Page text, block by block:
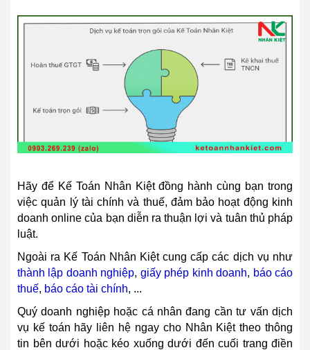
Hãy để Kế Toán Nhân Kiệt đồng hành cùng bạn trong
việc quản lý tài chính và thuế, đảm bảo hoạt động kinh
doanh online của bạn diễn ra thuận lợi và tuân thủ pháp
luật.
Ngoài ra Kế Toán Nhân Kiệt cung cấp các dịch vụ như
thành lập doanh nghiệp, giấy phép kinh doanh, báo cáo
thuế, báo cáo tài chính, ...
Quý doanh nghiệp hoặc cá nhân đang cần tư vấn dịch
vụ kế toán hãy liên hệ ngay cho Nhân Kiệt theo thông
tin bên dưới hoặc kéo xuống dưới đến cuối trang điền